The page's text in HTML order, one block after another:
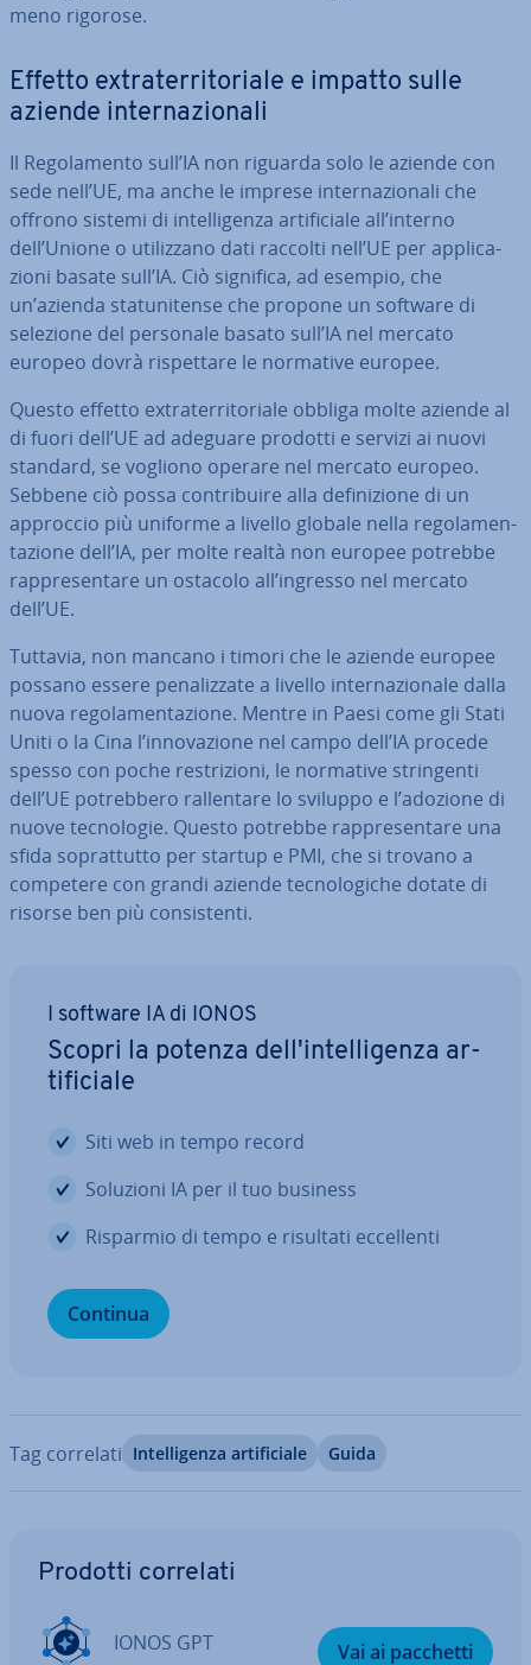
meno rigorose.
Effetto ex­tra­ter­ri­to­ria­le e impatto sulle
aziende in­ter­na­zio­na­li
Il Re­go­la­men­to sull’IA non riguarda solo le aziende con
sede nell’UE, ma anche le imprese in­ter­na­zio­na­li che
offrono sistemi di in­tel­li­gen­za ar­ti­fi­cia­le all’interno
dell’Unione o uti­liz­za­no dati raccolti nell’UE per ap­pli­ca­
zio­ni basate sull’IA. Ciò significa, ad esempio, che
un’azienda sta­tu­ni­ten­se che propone un software di
selezione del personale basato sull’IA nel mercato
europeo dovrà ri­spet­ta­re le normative europee.
Questo effetto ex­tra­ter­ri­to­ria­le obbliga molte aziende al
di fuori dell’UE ad adeguare prodotti e servizi ai nuovi
standard, se vogliono operare nel mercato europeo.
Sebbene ciò possa con­tri­bui­re alla de­fi­ni­zio­ne di un
approccio più uniforme a livello globale nella re­go­la­men­
ta­zio­ne dell’IA, per molte realtà non europee potrebbe
rap­pre­sen­ta­re un ostacolo all’ingresso nel mercato
dell’UE.
Tuttavia, non mancano i timori che le aziende europee
possano essere pe­na­liz­za­te a livello in­ter­na­zio­na­le dalla
nuova re­go­la­men­ta­zio­ne. Mentre in Paesi come gli Stati
Uniti o la Cina l’in­no­va­zio­ne nel campo dell’IA procede
spesso con poche re­stri­zio­ni, le normative strin­gen­ti
dell’UE po­treb­be­ro ral­len­ta­re lo sviluppo e l’adozione di
nuove tec­no­lo­gie. Questo potrebbe rap­pre­sen­ta­re una
sfida so­prat­tut­to per startup e PMI, che si trovano a
competere con grandi aziende tec­no­lo­gi­che dotate di
risorse ben più con­si­sten­ti.
I software IA di IONOS
Scopri la potenza del­l'in­tel­li­gen­za ar­
ti­fi­cia­le
Siti web in tempo record
Soluzioni IA per il tuo business
Risparmio di tempo e risultati ec­cel­len­ti
Continua
Tag correlati In­tel­li­gen­za ar­ti­fi­cia­le Guida
Prodotti correlati
IONOS GPT Vai ai pacchetti